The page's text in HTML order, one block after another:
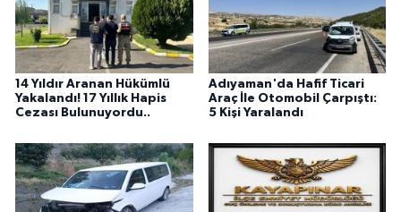
14 Yıldır Aranan Hükümlü
Yakalandı! 17 Yıllık Hapis
Cezası Bulunuyordu..
Adıyaman'da Hafif Ticari
Araç İle Otomobil Çarpıştı:
5 Kişi Yaralandı